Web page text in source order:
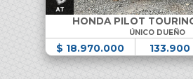
HONDA PILOT
ÚNICO DUEÑO
$ 18.970.000 133.900